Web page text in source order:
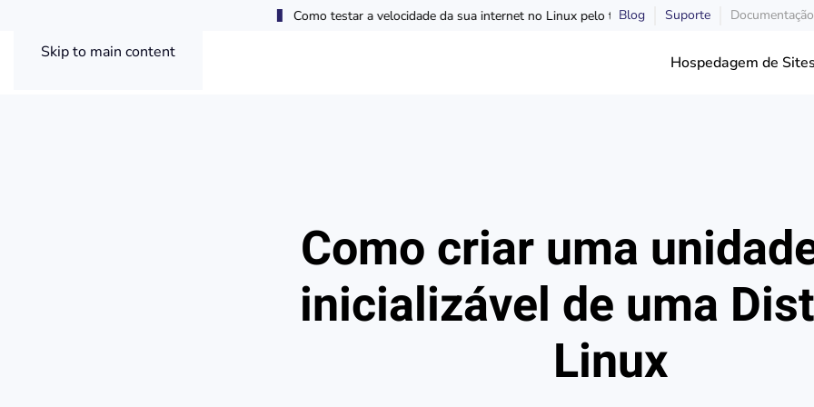
Skip to main content
Como testar a velocidade da sua internet no Linux pelo terminal Gerenciamento de pacotes
Blog Suporte Documentação
Hospedagem de Sites
Como criar uma
inicializável de uma
Linux